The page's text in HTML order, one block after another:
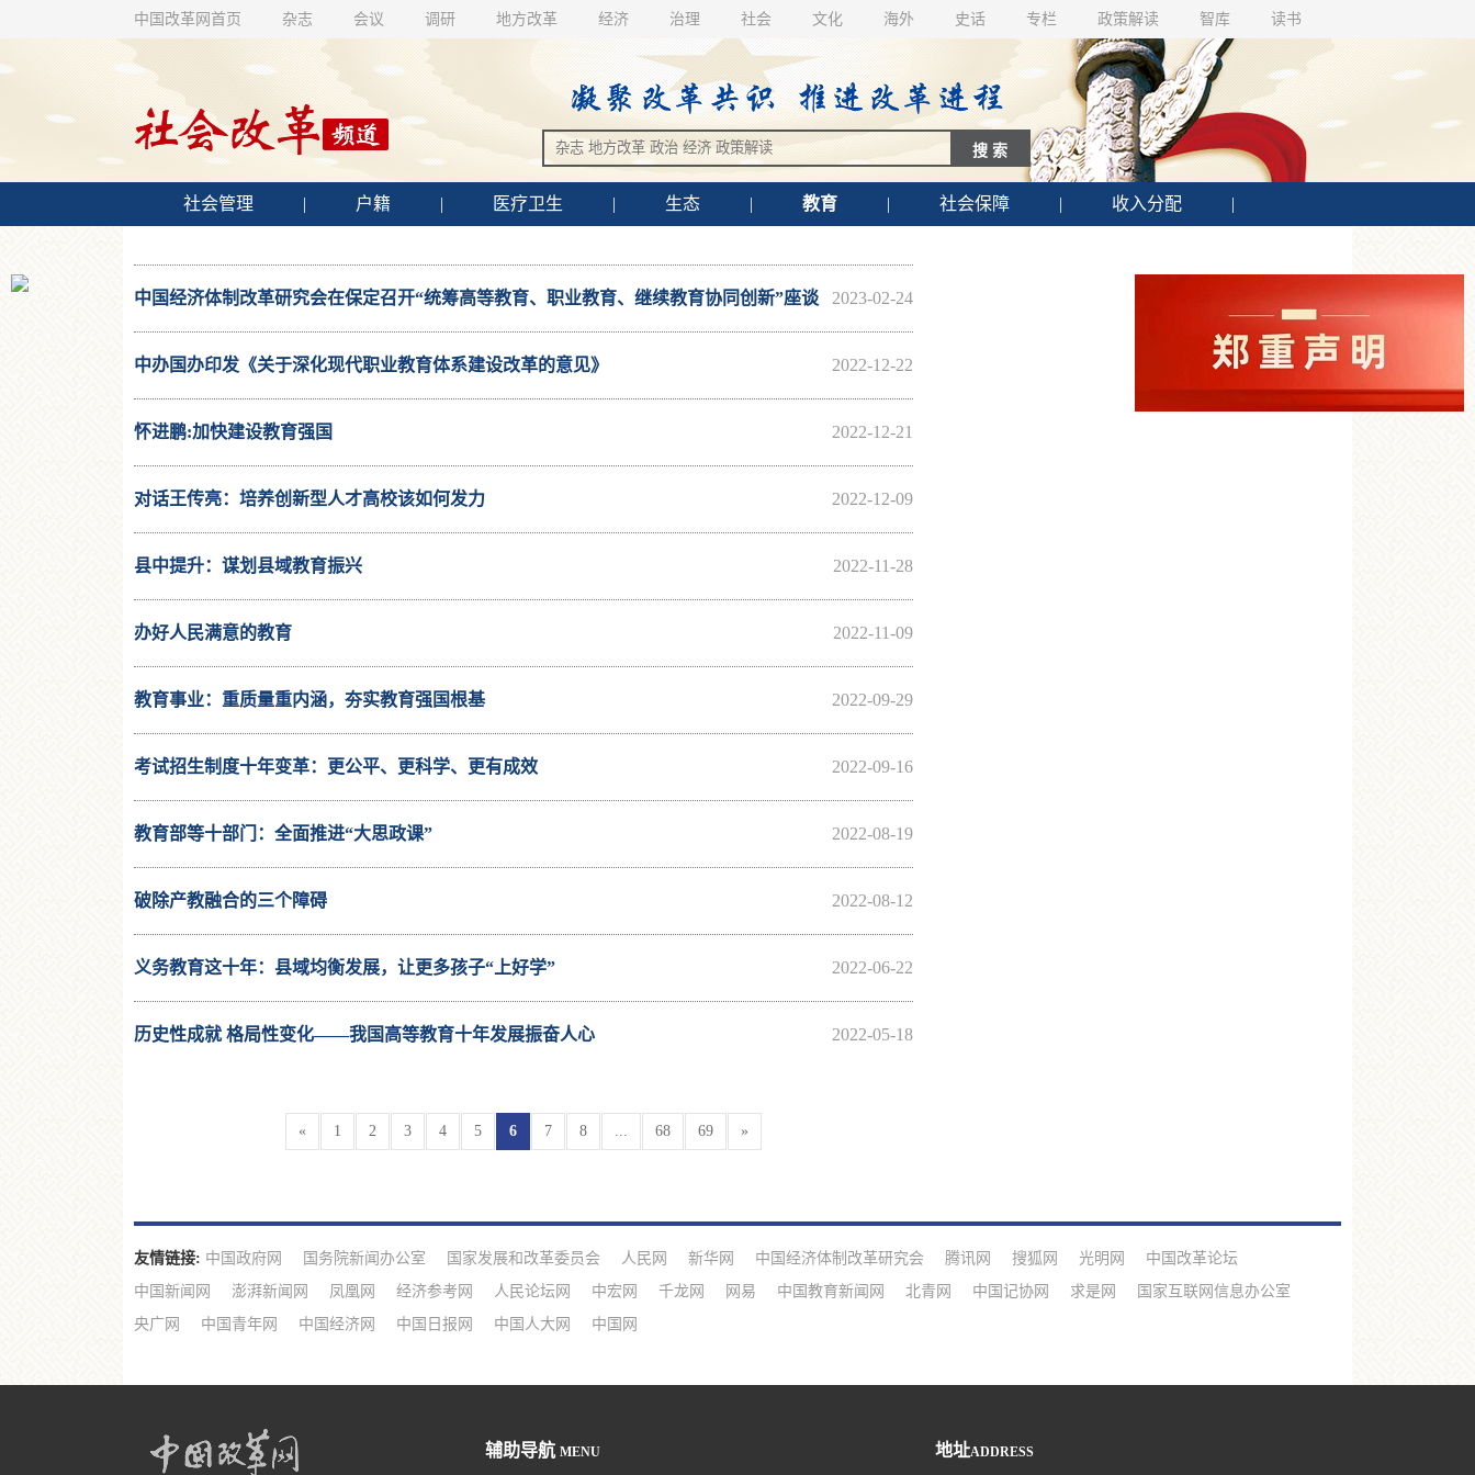
中国改革网首页 杂志 会议 调研 地方改革 经济 治理 社会 文化 海外 史话 专栏 政策解读 智库 读书
社会管理 | 户籍 | 医疗卫生 | 生态 | 教育 | 社会保障 | 收入分配 |
2023-02-24
中国经济体制改革研究会在保定召开“统筹高等教育、职业教育、继续教育协同创新”座谈
会 2022-12-22
中办国办印发《关于深化现代职业教育体系建设改革的意见》
2022-12-21
怀进鹏:加快建设教育强国
2022-12-09
对话王传亮：培养创新型人才高校该如何发力
2022-11-28
县中提升：谋划县域教育振兴
2022-11-09
办好人民满意的教育
2022-09-29
教育事业：重质量重内涵，夯实教育强国根基
2022-09-16
考试招生制度十年变革：更公平、更科学、更有成效
2022-08-19
教育部等十部门：全面推进“大思政课”
2022-08-12
破除产教融合的三个障碍
2022-06-22
义务教育这十年：县域均衡发展，让更多孩子“上好学”
2022-05-18
历史性成就 格局性变化——我国高等教育十年发展振奋人心
« 1 2 3 4 5 6 7 8 ... 68 69 »
友情链接: 中国政府网 国务院新闻办公室 国家发展和改革委员会 人民网 新华网 中国经济体制改革研究会 腾讯网 搜狐网 光明网
中国改革论坛
中国新闻网
澎湃新闻网 凤凰网 经济参考网 人民论坛网 中宏网 千龙网 网易 中国教育新闻网 北青网 中国记协网 求是网
国家互联网信息办公室
央广网
中国青年网 中国经济网 中国日报网 中国人大网 中国网
辅助导航 MENU 地址ADDRESS